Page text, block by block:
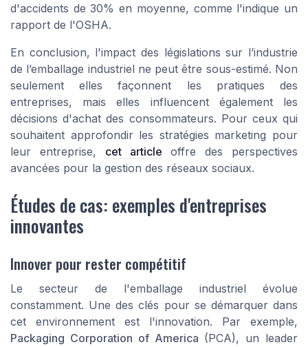
d'accidents de 30% en moyenne, comme l'indique un
rapport de l'OSHA.
En conclusion, l'impact des législations sur l’industrie
de l’emballage industriel ne peut être sous-estimé. Non
seulement elles façonnent les pratiques des
entreprises, mais elles influencent également les
décisions d'achat des consommateurs. Pour ceux qui
souhaitent approfondir les stratégies marketing pour
leur entreprise, cet article offre des perspectives
avancées pour la gestion des réseaux sociaux.
Études de cas: exemples d'entreprises
innovantes
Innover pour rester compétitif
Le secteur de l'emballage industriel évolue
constamment. Une des clés pour se démarquer dans
cet environnement est l'innovation. Par exemple,
Packaging Corporation of America (PCA), un leader